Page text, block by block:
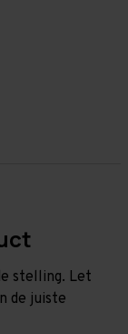
stelling. Let
de juiste